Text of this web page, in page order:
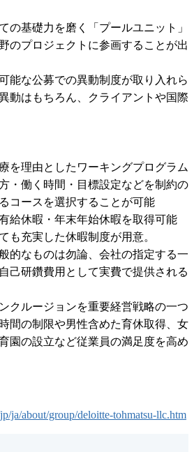
の基礎力を磨く「プールユニット」
のプロジェクトに参画することが出
能な公募での異動制度が取り入れら
動はもちろん、クライアントや国際
を理由としたワーキングプログラム
・働く時間・目標設定などを制約の
コースを選択することが可能
給休暇・年末年始休暇を取得可能
も充実した休暇制度が用意。
的なものは勿論、会社の指定する一
己研鑽費用として実費で提供される
クルージョンを重要経営戦略の一つ
間の制限や男性含めた育休取得、女
園の設立など従業員の満足度を高め
ja/about/group/deloitte-tohmatsu-llc.htm